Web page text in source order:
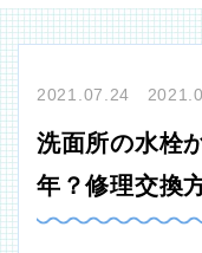
2021.07.24
洗面所の水栓
年？修理交換